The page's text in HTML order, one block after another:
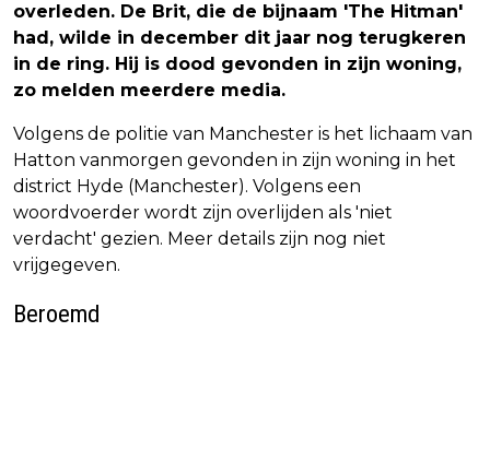
overleden. De Brit, die de bijnaam 'The Hitman'
had, wilde in december dit jaar nog terugkeren
in de ring. Hij is dood gevonden in zijn woning,
zo melden meerdere media.
Volgens de politie van Manchester is het lichaam van
Hatton vanmorgen gevonden in zijn woning in het
district Hyde (Manchester). Volgens een
woordvoerder wordt zijn overlijden als 'niet
verdacht' gezien. Meer details zijn nog niet
vrijgegeven.
Beroemd